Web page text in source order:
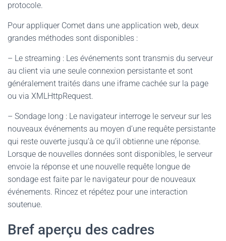
protocole.
Pour appliquer Comet dans une application web, deux
grandes méthodes sont disponibles :
– Le streaming : Les événements sont transmis du serveur
au client via une seule connexion persistante et sont
généralement traités dans une iframe cachée sur la page
ou via XMLHttpRequest.
– Sondage long : Le navigateur interroge le serveur sur les
nouveaux événements au moyen d’une requête persistante
qui reste ouverte jusqu’à ce qu’il obtienne une réponse.
Lorsque de nouvelles données sont disponibles, le serveur
envoie la réponse et une nouvelle requête longue de
sondage est faite par le navigateur pour de nouveaux
événements. Rincez et répétez pour une interaction
soutenue.
Bref aperçu des cadres